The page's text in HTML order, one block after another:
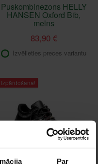
Par
Puskombinezons HELLY
HANSEN Oxford Bib,
melns
83,90 €
Izvēlieties preces variantu
Izpārdošana!